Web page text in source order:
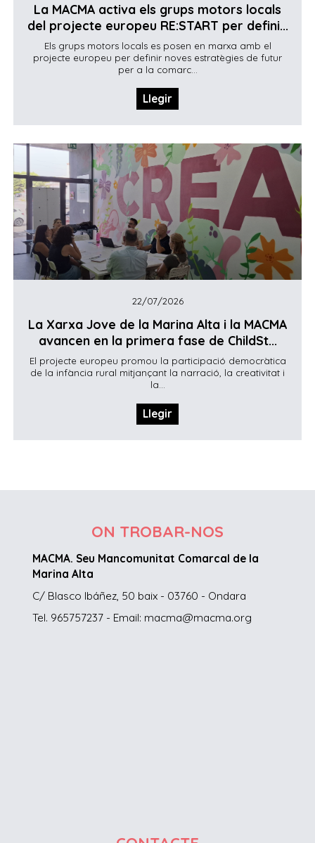
La MACMA activa els grups motors locals
del projecte europeu RE:START per defini...
Els grups motors locals es posen en marxa amb el
projecte europeu per definir noves estratègies de futur
per a la comarc...
Llegir
22/07/2026
La Xarxa Jove de la Marina Alta i la MACMA
avancen en la primera fase de ChildSt...
El projecte europeu promou la participació democràtica
de la infància rural mitjançant la narració, la creativitat i
la...
Llegir
ON TROBAR-NOS
MACMA. Seu Mancomunitat Comarcal de la
Marina Alta
C/ Blasco Ibáñez, 50 baix - 03760 - Ondara
Tel. 965757237 - Email: macma@macma.org